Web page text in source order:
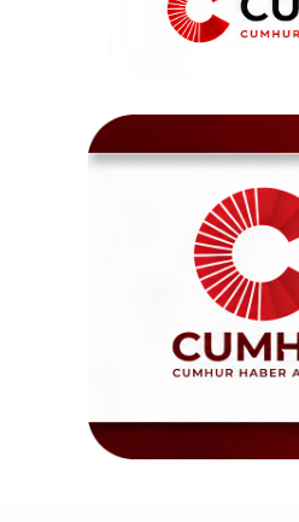
Yerel Yönetimler
Sivil Toplum Kuruluşları
Kamu Kurumları ve Üst Kurullar
Resmi Reklamlar